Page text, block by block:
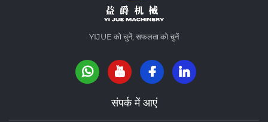
YIJUE को चुनें, सफलता को चुनें
संपर्क में आएं